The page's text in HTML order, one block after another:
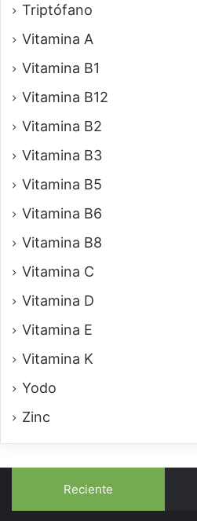
Triptófano
Vitamina A
Vitamina B1
Vitamina B12
Vitamina B2
Vitamina B3
Vitamina B5
Vitamina B6
Vitamina B8
Vitamina C
Vitamina D
Vitamina E
Vitamina K
Yodo
Zinc
Reciente